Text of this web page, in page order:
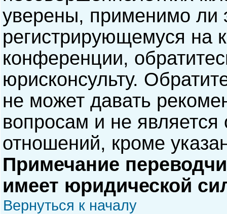
уверены, применимо ли
регистрирующемуся на
конференции,
юрисконсульту.
не может давать
вопросам и не
отношений, кроме
Примечание
имеет юридической
Вернуться к началу